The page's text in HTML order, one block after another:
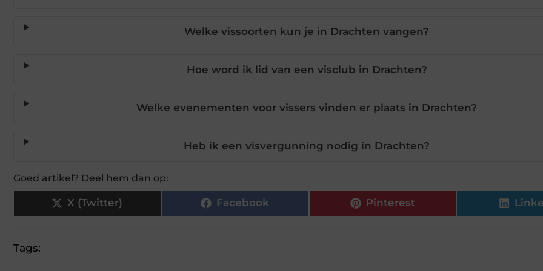
Welke vissoorten kun je in Drachten vangen?
Hoe word ik lid van een visclub in Drachten?
Welke evenementen voor vissers vinden er plaats in Drachten?
Heb ik een visvergunning nodig in Drachten?
Goed artikel? Deel hem dan op:
X (Twitter) Facebook Pinterest
Tags: